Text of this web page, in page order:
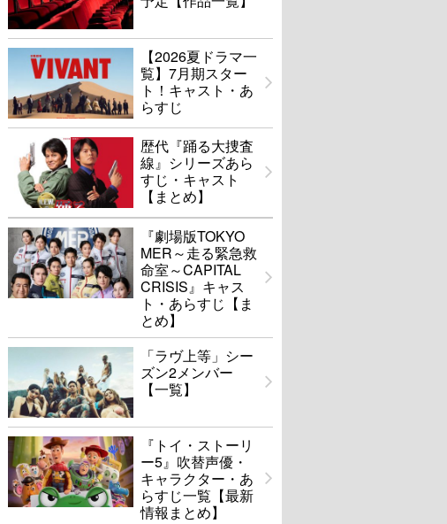
となりの怪物くん
U-NEXTで見る
嘘を愛する女
U-NEXTで見る
【2026夏ドラマ一
覧】7月期スター
ト！キャスト・あ
らすじ
歴代『踊る大捜査
線』シリーズあら
すじ・キャスト
【まとめ】
『劇場版TOKYO
MER～走る緊急救
命室～CAPITAL
CRISIS』キャス
ト・あらすじ【ま
とめ】
「ラヴ上等」シー
ズン2メンバー
【一覧】
『トイ・ストーリ
ー5』吹替声優・
キャラクター・あ
らすじ一覧【最新
情報まとめ】